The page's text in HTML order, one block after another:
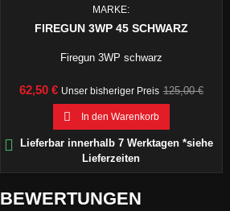
MARKE:
FIREGUN 3WP 45 SCHWARZ
Firegun 3WP schwarz
Preis
62,50 € Unser bisheriger Preis Verkaufspreis
125,00 €
 In den Warenkorb

Lieferbar innerhalb 7 Werktagen *siehe
Lieferzeiten
BEWERTUNGEN